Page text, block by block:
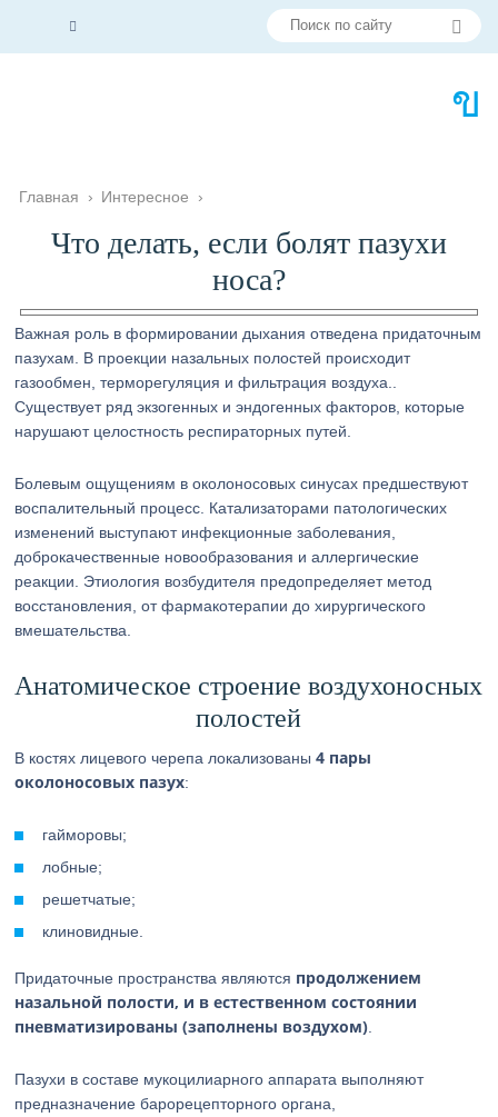
Главная › Интересное ›
Что делать, если болят пазухи
носа?
Важная роль в формировании дыхания отведена придаточным
пазухам. В проекции назальных полостей происходит
газообмен, терморегуляция и фильтрация воздуха..
Существует ряд экзогенных и эндогенных факторов, которые
нарушают целостность респираторных путей.
Болевым ощущениям в околоносовых синусах предшествуют
воспалительный процесс. Катализаторами патологических
изменений выступают инфекционные заболевания,
доброкачественные новообразования и аллергические
реакции. Этиология возбудителя предопределяет метод
восстановления, от фармакотерапии до хирургического
вмешательства.
Анатомическое строение воздухоносных
полостей
В костях лицевого черепа локализованы4 пары
околоносовых пазух:
гайморовы;
лобные;
решетчатые;
клиновидные.
Придаточные пространства являются продолжением
назальной полости, и в естественном состоянии
пневматизированы (заполнены воздухом)
Пазухи в составе мукоцилиарного аппарата выполняют
предназначение барорецепторного органа,